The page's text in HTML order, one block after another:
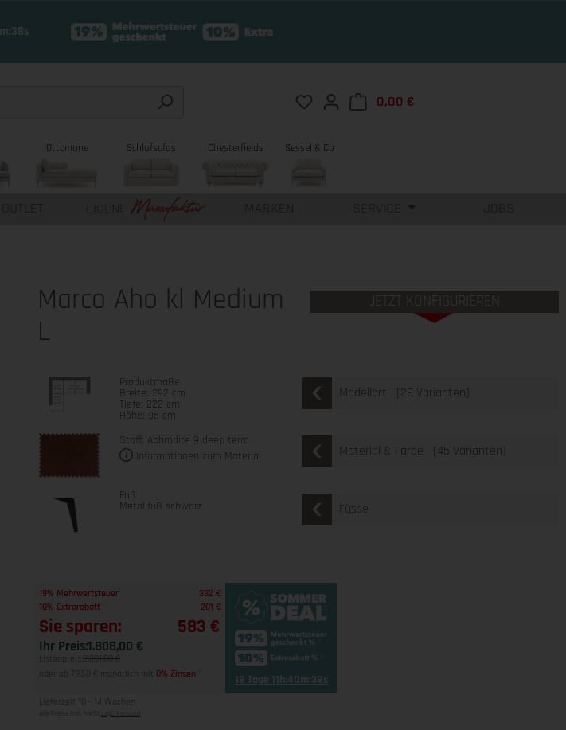
Du hast 0 Produkte auf dem Merkzettel
0,00 €
Ottomane Schlafsofas Chesterfields Sessel & Co
OUTLET EIGENE MARKEN SERVICE JOBS
Marco Aho kl Medium
L
JETZT KONFIGURIEREN
Produktmaße
Breite: 292 cm
Tiefe: 222 cm
Höhe: 95 cm
Modellart [29 Varianten]
Stoff: Aphrodite 9 deep terra
Informationen zum Material
Material & Farbe [45 Varianten]
Fuß
Metallfuß schwarz Füsse
19% Mehrwertsteuer
382 €
10% Extrarabatt
201 €
Sie sparen: 583 €
Ihr Preis:1.808,00 €
Listenpreis: 2.391,00 €
oder ab 79,50 € monatlich mit 0% Zinsen 18 Tage 11h:40m:37s
Lieferzeit 10 - 14 Wochen
Alle Preise inkl. MwSt zzgl. Versand